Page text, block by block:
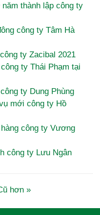
thành lập công ty
công ty Tâm Hà
ty Zacibal 2021
ty Thái Phạm tại
ty Dung Phùng
mới công ty Hồ
công ty Vương
công ty Lưu Ngân
hơn »